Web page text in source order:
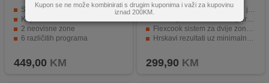
Kupon se ne može kombinirati s drugim kuponima i važi za kupovinu
iznad 200KM.
Snaga 2400W
Kapacitet 7.2 litra
2 neovisne zone
6 različitih programa
449,00 KM
2-u-1 funkcija: friteza i grill u jednom uređaju
XXL kapacitet idealan za porodicu
Flexcook sistem za dvije zone kuhanja
Hrskavi rezultati uz minimalno ulja
299,90 KM